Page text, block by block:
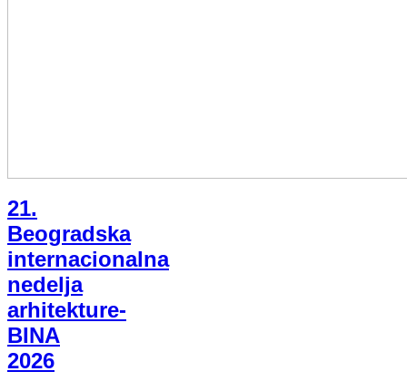
21.
Beogradska
internacionalna
nedelja
arhitekture-
BINA
2026